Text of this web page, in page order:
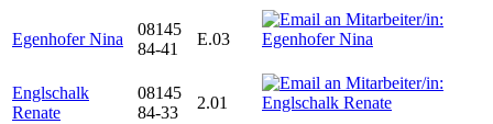
Egenhofer Nina
08145
84-41
E.03
Englschalk
Renate
08145
84-33
2.01